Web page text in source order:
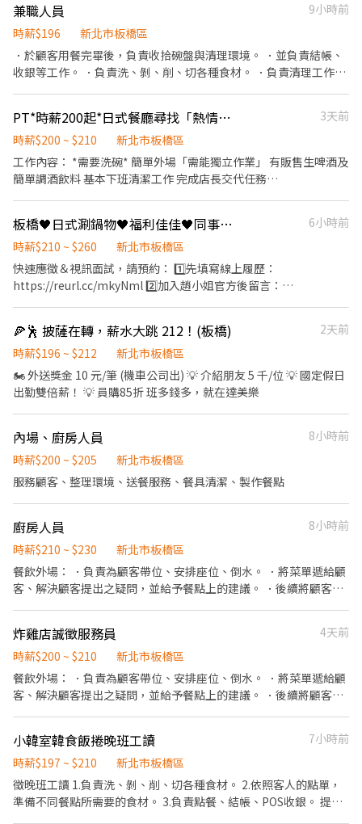
金
夾饃、擺盤打料等工作。 負責清理工作環境、設備和餐具。 ．準備
不同餐點所需要的食材。 ．協助測量食材的容量與重量。 ．負責擺
盤、打包外帶服務。
兼職人員
9小時前
時薪$196
新北市板橋區
．於顧客用餐完畢後，負責收拾碗盤與清理環境。 ．並負責結帳、
收銀等工作。 ．負責洗、剝、削、切各種食材。 ．負責清理工作環
域和設備的清潔以及保養 3.進行擺盤的動作 4.將食材依照廚師要求
進行切片、切塊或切末等備料的工作
PT*時薪200起*日式餐廳尋找「熱情的你」板橋晚班外場
3天前
時薪$200 ~ $210
新北市板橋區
工作內容： *需要洗碗* 簡單外場「需能獨立作業」 有販售生啤酒及
簡單調酒飲料 基本下班清潔工作 完成店長交代任務
風天出勤直接時薪2倍 有做指甲💅也ok 長髮需綁頭髮 同事也都很好
相處😏 未滿三個月時薪200 ✔️通過考核時薪可調為210 ⚠️未帶履歷
表或遲到不錄用⚠️ *致理科技大學*有需要也可以配合填寫實習。 ⚠️
丟履歷者未回覆代表不適合請問直接打電話⚠️
板橋🖤日式涮鍋物🖤福利佳佳🖤同事好相處
6小時前
時薪$210 ~ $260
新北市板橋區
快速應徵＆視訊面試，請預約： 1️⃣先填寫線上履歷：
https://reurl.cc/mkyNml 2️⃣加入趙小姐官方後留言：
⸻⸻⸻⸻⸻⸻⸻⸻ 【工作內容】
內場負責備料、烹飪、擺盤、洗滌與環境清潔，廚房管理 外場負責
接待、點餐、送餐、服務顧客、結帳與維持用餐環境 上班時間(起班
時間) 早班10:30~17:30 晚班17:30~23:00 打烊班22:00~0200 時薪
四個月以上 ☑️一週可排班至少四天(含假日)
🍕🕺 披薩在轉，薪水大跳 212！(板橋)
2天前
時薪$196 ~ $212
新北市板橋區
🏍️ 外送獎金 10 元/筆 (機車公司出) 💡 介紹朋友 5 千/位 💡 國定假日
出勤雙倍薪！ 💡 員購85折 班多錢多，就在達美樂
內場、廚房人員
8小時前
時薪$200 ~ $205
新北市板橋區
服務顧客、整理環境、送餐服務、餐具清潔、製作餐點
廚房人員
8小時前
時薪$210 ~ $230
新北市板橋區
餐飲外場： ．負責為顧客帶位、安排座位、倒水。 ．將菜單遞給顧
客、解決顧客提出之疑問，並給予餐點上的建議。 ．後續將顧客點
負責結帳、收銀等工作。 餐飲內場： ．擔任廚師的助手，處理烹飪
前與烹飪中之準備工作與其他餐廳相關事務。 ．負責洗、剝、削、
切各種食材。 ．負責清理工作環境、設備和餐具。 ．準備不同餐點
所需要的食材。 ．協助測量食材的容量與重量。 ．負責擺盤、打包
炸雞店誠徵服務員
4天前
時薪$200 ~ $210
新北市板橋區
餐飲外場： ．負責為顧客帶位、安排座位、倒水。 ．將菜單遞給顧
客、解決顧客提出之疑問，並給予餐點上的建議。 ．後續將顧客點
負責結帳、收銀等工作。 餐飲內場： ．擔任廚師的助手，處理烹飪
前與烹飪中之準備工作與其他餐廳相關事務。 ．負責洗、剝、削、
切各種食材。 ．負責清理工作環境、設備和餐具。 ．準備不同餐點
所需要的食材。 ．協助測量食材的容量與重量。 ．負責擺盤、打包
小韓室韓食飯捲晚班工讀
7小時前
時薪$197 ~ $210
新北市板橋區
徵晚班工讀 1.負責洗、剝、削、切各種食材。 2.依照客人的點單，
準備不同餐點所需要的食材。 3.負責點餐、結帳、POS收銀。 提供